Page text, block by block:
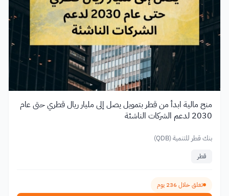
منح مالية ابدأ من قطر بتمويل يصل إلى مليار ريال قطري حتى عام
2030 لدعم الشركات الناشئة
بنك قطر للتنمية (QDB)
قطر
تغلق خلال 236 يوم